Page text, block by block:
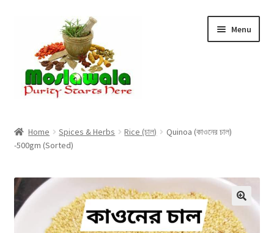
navigation
content
Menu
Cart
Checkout
Discount Products
Home Spices & Herbs Rice (চাল)
Quinoa (কাওনের চাল)
-500gm (Sorted)